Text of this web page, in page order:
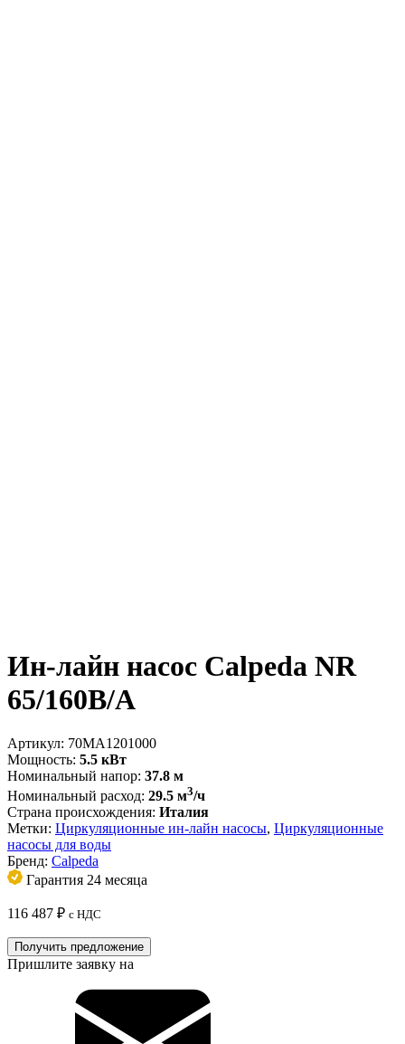
Ин-лайн насос Calpeda NR
65/160B/A
Артикул: 70MA1201000
Мощность: 5.5 кВт
Номинальный напор: 37.8 м
Номинальный расход: 29.5 м3/ч
Страна происхождения: Италия
Метки: Циркуляционные ин-лайн насосы, Циркуляционные
насосы для воды
Бренд: Calpeda
Гарантия 24 месяца
116 487 ₽ с НДС
Получить предложение
Пришлите заявку на